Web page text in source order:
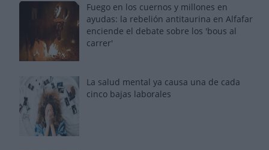
Fuego en los cuernos y millones en
ayudas: la rebelión antitaurina en Alfafar
enciende el debate sobre los 'bous al
carrer'
La salud mental ya causa una de cada
cinco bajas laborales